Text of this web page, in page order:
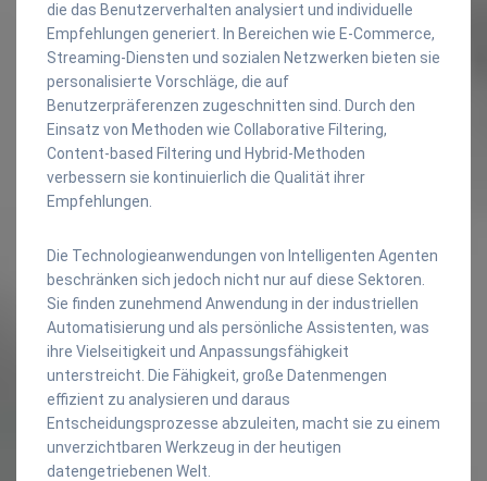
die das Benutzerverhalten analysiert und individuelle
Empfehlungen generiert. In Bereichen wie E-Commerce,
Streaming-Diensten und sozialen Netzwerken bieten sie
personalisierte Vorschläge, die auf
Benutzerpräferenzen zugeschnitten sind. Durch den
Einsatz von Methoden wie Collaborative Filtering,
Content-based Filtering und Hybrid-Methoden
verbessern sie kontinuierlich die Qualität ihrer
Empfehlungen.
Die Technologieanwendungen von Intelligenten Agenten
beschränken sich jedoch nicht nur auf diese Sektoren.
Sie finden zunehmend Anwendung in der industriellen
Automatisierung und als persönliche Assistenten, was
ihre Vielseitigkeit und Anpassungsfähigkeit
unterstreicht. Die Fähigkeit, große Datenmengen
effizient zu analysieren und daraus
Entscheidungsprozesse abzuleiten, macht sie zu einem
unverzichtbaren Werkzeug in der heutigen
datengetriebenen Welt.